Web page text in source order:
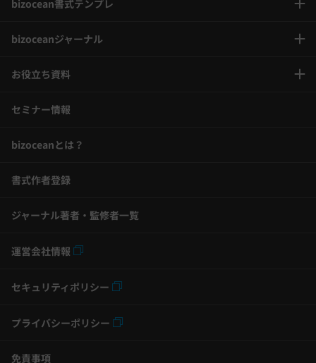
bizocean書式テンプレ
bizoceanジャーナル
お役立ち資料
セミナー情報
bizoceanとは？
書式作者登録
ジャーナル著者・監修者一覧
運営会社情報
セキュリティポリシー
プライバシーポリシー
免責事項